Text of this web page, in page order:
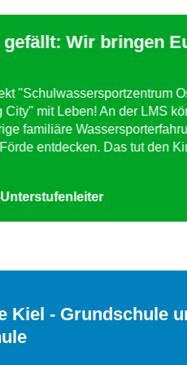
gefällt: Lernen
nicht nach Schema-F läuft.
läuft, dann helfen die Lehrer
Vielfalt von
Unsere Schule